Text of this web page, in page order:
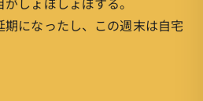
になったし、この週末は自宅